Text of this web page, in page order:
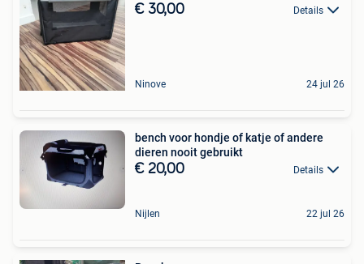
€ 30,00 Details
Ninove 24 jul 26
bench voor hondje of katje of andere
dieren nooit gebruikt
€ 20,00 Details
Nijlen 22 jul 26